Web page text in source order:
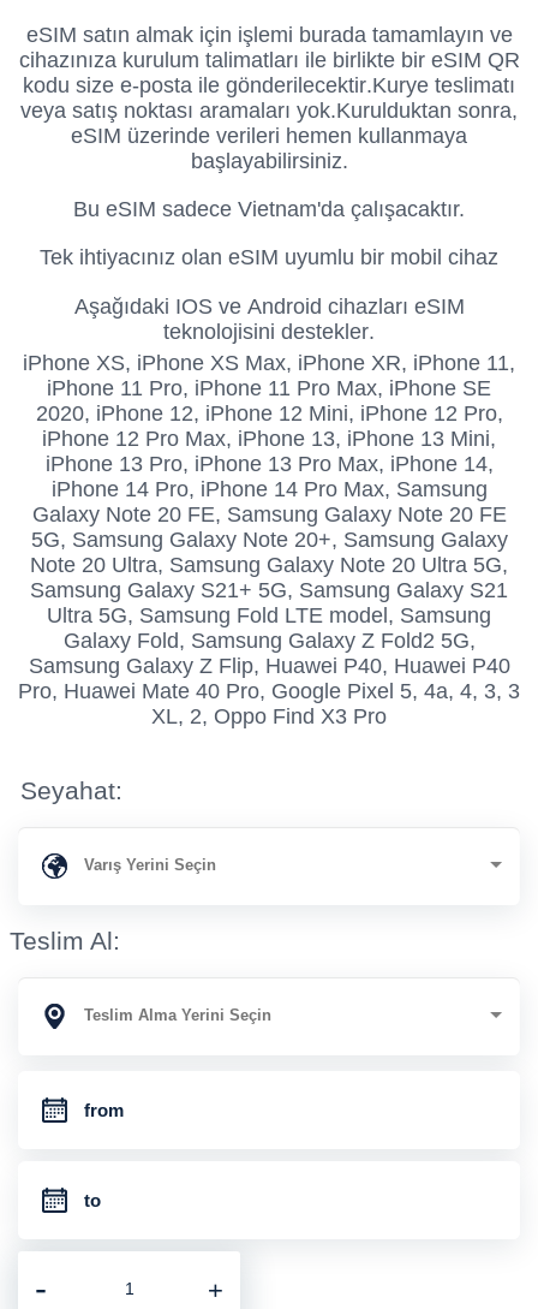
eSIM satın almak için işlemi burada tamamlayın ve
cihazınıza kurulum talimatları ile birlikte bir eSIM QR
kodu size e-posta ile gönderilecektir.Kurye teslimatı
veya satış noktası aramaları yok.Kurulduktan sonra,
eSIM üzerinde verileri hemen kullanmaya
başlayabilirsiniz.
Bu eSIM sadece Vietnam'da çalışacaktır.
Tek ihtiyacınız olan eSIM uyumlu bir mobil cihaz
Aşağıdaki IOS ve Android cihazları eSIM
teknolojisini destekler.
iPhone XS, iPhone XS Max, iPhone XR, iPhone 11,
iPhone 11 Pro, iPhone 11 Pro Max, iPhone SE
2020, iPhone 12, iPhone 12 Mini, iPhone 12 Pro,
iPhone 12 Pro Max, iPhone 13, iPhone 13 Mini,
iPhone 13 Pro, iPhone 13 Pro Max, iPhone 14,
iPhone 14 Pro, iPhone 14 Pro Max, Samsung
Galaxy Note 20 FE, Samsung Galaxy Note 20 FE
5G, Samsung Galaxy Note 20+, Samsung Galaxy
Note 20 Ultra, Samsung Galaxy Note 20 Ultra 5G,
Samsung Galaxy S21+ 5G, Samsung Galaxy S21
Ultra 5G, Samsung Fold LTE model, Samsung
Galaxy Fold, Samsung Galaxy Z Fold2 5G,
Samsung Galaxy Z Flip, Huawei P40, Huawei P40
Pro, Huawei Mate 40 Pro, Google Pixel 5, 4a, 4, 3, 3
XL, 2, Oppo Find X3 Pro
Seyahat:
Teslim Al:
+
-